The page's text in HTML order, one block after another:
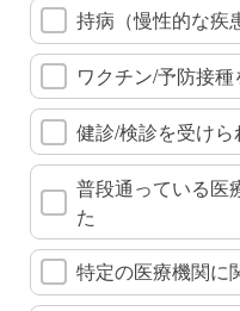
持病（慢性的な疾
ワクチン/予防接
健診/検診を受け
普段通っている医
た
特定の医療機関に